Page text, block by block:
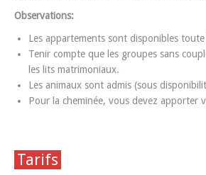
Observations:
Les appartements sont disponibles
Tenir compte que les groupes sans
les lits matrimoniaux.
Les animaux sont admis (sous
Pour la cheminée, vous devez apporter
Tarifs